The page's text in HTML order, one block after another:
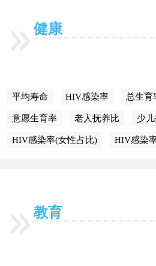
健康
平均寿命 HIV感染率 总生育
意愿生育率 老人抚养比 少
HIV感染率(女性占比) HIV感染
教育